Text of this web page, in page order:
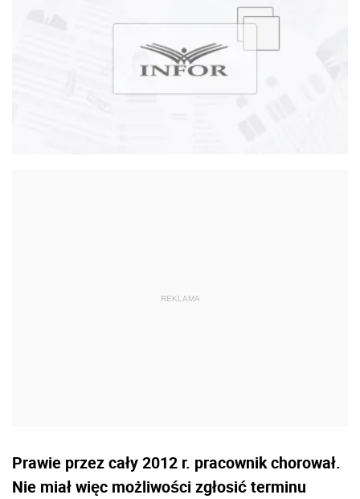
Prawie przez cały 2012 r. pracownik chorował.
Nie miał więc możliwości zgłosić terminu